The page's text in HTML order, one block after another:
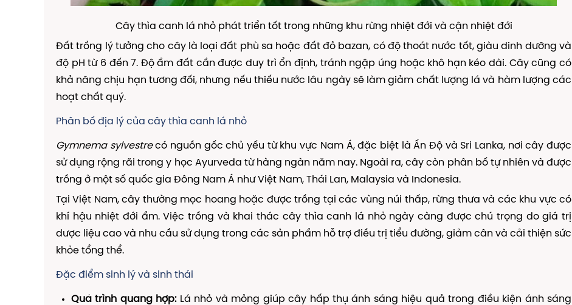
Cây thìa canh lá nhỏ phát triển tốt trong những khu rừng nhiệt đới và cận nhiệt đới
Đất trồng lý tưởng cho cây là loại đất phù sa hoặc đất đỏ bazan, có độ thoát nước tốt, giàu dinh dưỡng và
độ pH từ 6 đến 7. Độ ẩm đất cần được duy trì ổn định, tránh ngập úng hoặc khô hạn kéo dài. Cây cũng có
khả năng chịu hạn tương đối, nhưng nếu thiếu nước lâu ngày sẽ làm giảm chất lượng lá và hàm lượng các
hoạt chất quý.
Phân bố địa lý của cây thìa canh lá nhỏ
Gymnema sylvestrecó nguồn gốc chủ yếu từ khu vực Nam Á, đặc biệt là Ấn Độ và Sri Lanka, nơi cây được
sử dụng rộng rãi trong y học Ayurveda từ hàng ngàn năm nay. Ngoài ra, cây còn phân bố tự nhiên và được
trồng ở một số quốc gia Đông Nam Á như Việt Nam, Thái Lan, Malaysia và Indonesia.
Tại Việt Nam, cây thường mọc hoang hoặc được trồng tại các vùng núi thấp, rừng thưa và các khu vực có
khí hậu nhiệt đới ẩm. Việc trồng và khai thác cây thìa canh lá nhỏ ngày càng được chú trọng do giá trị
dược liệu cao và nhu cầu sử dụng trong các sản phẩm hỗ trợ điều trị tiểu đường, giảm cân và cải thiện sức
khỏe tổng thể.
Đặc điểm sinh lý và sinh thái
Quá trình quang hợp:Lá nhỏ và mỏng giúp cây hấp thụ ánh sáng hiệu quả trong điều kiện ánh sáng